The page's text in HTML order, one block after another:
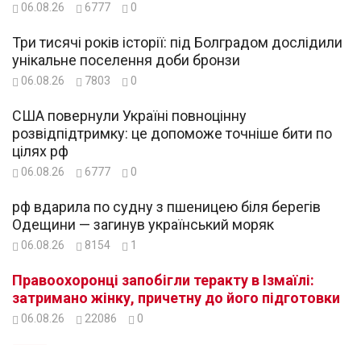
06.08.26 6777 0
Три тисячі років історії: під Болградом дослідили
унікальне поселення доби бронзи
06.08.26 7803 0
США повернули Україні повноцінну
розвідпідтримку: це допоможе точніше бити по
цілях рф
06.08.26 6777 0
рф вдарила по судну з пшеницею біля берегів
Одещини — загинув український моряк
06.08.26 8154 1
Правоохоронці запобігли теракту в Ізмаїлі:
затримано жінку, причетну до його підготовки
06.08.26 22086 0